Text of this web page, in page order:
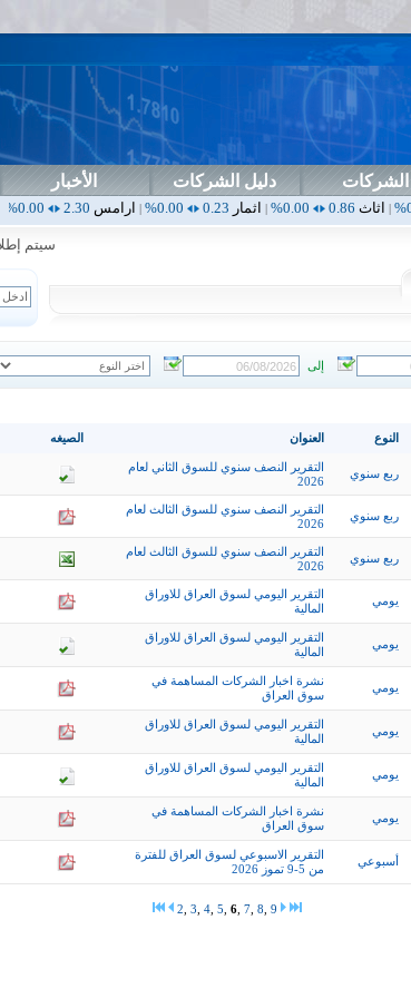
الشركات دليل الشركات الأخبار
0.00%
|اثمار0.23
0.00%
|ارامس2.30
0.00%
|اربيل0.00
سيتم إطلاق
إلى
الصيغه العنوان النوع
التقرير النصف سنوي للسوق الثاني لعام
2026
ربع سنوي
التقرير النصف سنوي للسوق الثالث لعام
2026
ربع سنوي
التقرير النصف سنوي للسوق الثالث لعام
2026
ربع سنوي
التقرير اليومي لسوق العراق للاوراق
المالية
يومي
التقرير اليومي لسوق العراق للاوراق
المالية
يومي
نشرة اخبار الشركات المساهمة في
سوق العراق
يومي
التقرير اليومي لسوق العراق للاوراق
المالية
يومي
التقرير اليومي لسوق العراق للاوراق
المالية
يومي
نشرة اخبار الشركات المساهمة في
سوق العراق
يومي
التقرير الاسبوعي لسوق العراق للفترة
من 5-9 تموز 2026
أسبوعي
2 3 4 5 6 7 8 9